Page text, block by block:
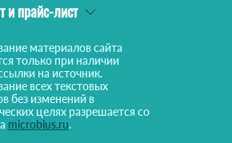
и прайс-лист
материалов сайта
только при наличии
на источник.
всех текстовых
без изменений в
целях разрешается со
microbius.ru.